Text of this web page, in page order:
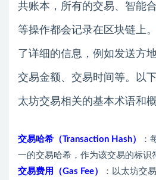
共账本，所有的交易、智能
等操作都会记录在区块链上
了详细的信息，例如发送方
交易金额、交易时间等。以
太坊交易相关的基本术语和概
交易哈希（Transaction Hash）
：
一的交易哈希，作为该交易的标识
交易费用（Gas Fee）
：以太坊交